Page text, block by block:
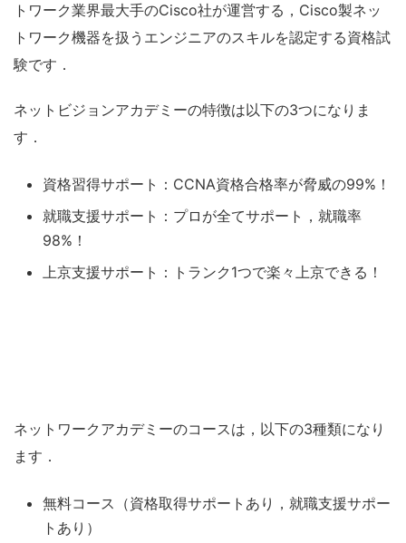
トワーク業界最大手のCisco社が運営する，Cisco製ネッ
トワーク機器を扱うエンジニアのスキルを認定する資格試
験です．
ネットビジョンアカデミーの特徴は以下の3つになりま
す．
資格習得サポート：CCNA資格合格率が脅威の99%！
就職支援サポート：プロが全てサポート，就職率
98%！
上京支援サポート：トランク1つで楽々上京できる！
ネットワークアカデミーのコースは，以下の3種類になり
ます．
無料コース（資格取得サポートあり，就職支援サポー
トあり）